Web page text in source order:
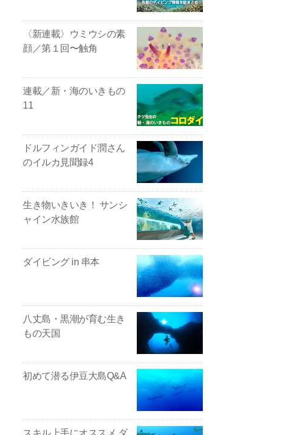
〈新連載〉ウミウシの素
顔／第１回〜触角
連載／新・海のいきもの
11
ドルフィンガイド潤さん
のイルカ見聞録4
生き物いきいき！ サンシ
ャイン水族館
ダイビング in 串本
八丈島・黒潮が育む生き
もの天国
初めて潜る伊豆大島Q&A
スキル上手にオススメ ダ